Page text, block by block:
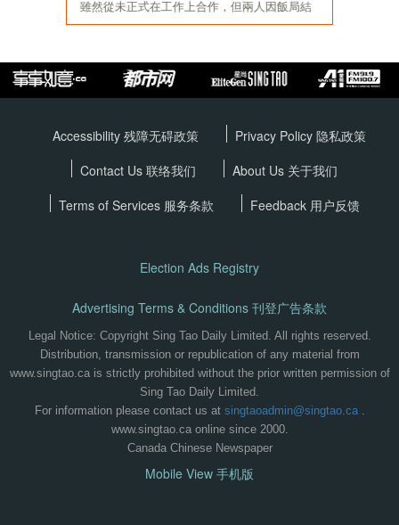
Accessibility 残障无碍政策 Privacy Policy 隐私政策
Contact Us 联络我们
About Us 关于我们
Terms of Services 服务条款 Feedback 用户反馈
Election Ads Registry
Advertising Terms & Conditions 刊登广告条款
Legal Notice: Copyright Sing Tao Daily Limited. All rights reserved.
Distribution, transmission or republication of any material from
www.singtao.ca is strictly prohibited without the prior written permission of
Sing Tao Daily Limited.
For information please contact us at singtaoadmin@singtao.ca.
www.singtao.ca online since 2000.
Canada Chinese Newspaper
Mobile View 手机版